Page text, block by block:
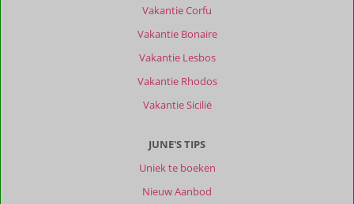
Vakantie Corfu
Vakantie Bonaire
Vakantie Lesbos
Vakantie Rhodos
Vakantie Sicilië
JUNE'S TIPS
Uniek te boeken
Nieuw Aanbod